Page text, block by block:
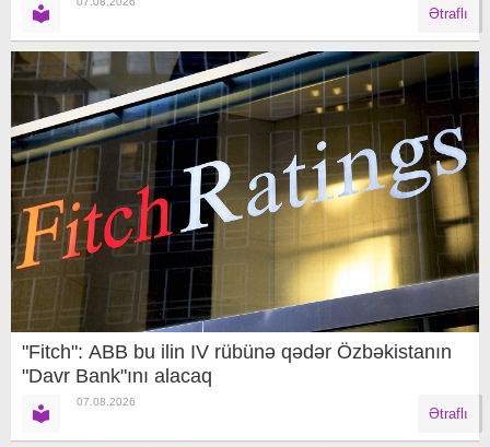
Ətraflı
"Fitch": ABB bu ilin IV rübünə qədər Özbəkistanın
"Davr Bank"ını alacaq
07.08.2026
Ətraflı